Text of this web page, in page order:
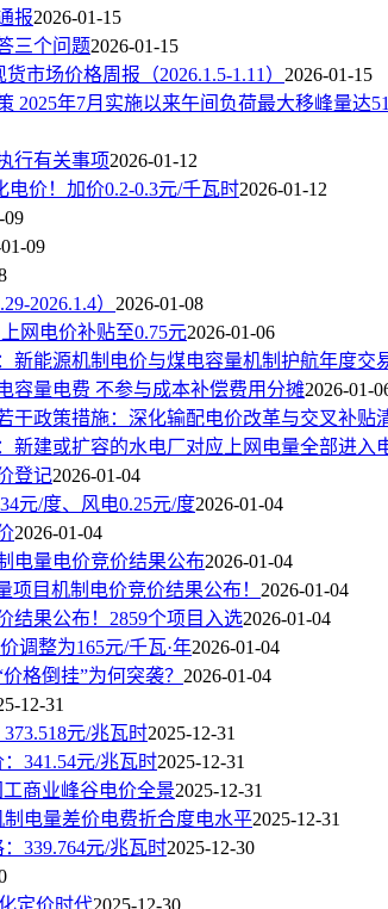
报2026-01-15
三个问题2026-01-15
市场价格周报（2026.1.5-1.11） 2026-01-15
2025年7月实施以来午间负荷最大移峰量达
行有关事项2026-01-12
价！加价0.2-0.3元/千瓦时2026-01-12
09
09
2026.1.4） 2026-01-08
网电价补贴至0.75元2026-01-06
新能源机制电价与煤电容量机制护航年度交
容量电费 不参与成本补偿费用分摊2026-01-
干政策措施：深化输配电价改革与交叉补贴
新建或扩容的水电厂对应上网电量全部进入
登记2026-01-04
元/度、风电0.25元/度2026-01-04
2026-01-04
电量电价竞价结果公布2026-01-04
项目机制电价竞价结果公布！ 2026-01-04
结果公布！2859个项目入选2026-01-04
调整为165元/千瓦·年2026-01-04
格倒挂”为何突袭？ 2026-01-04
12-31
元/兆瓦时2025-12-31
341.54元/兆瓦时2025-12-31
工商业峰谷电价全景2025-12-31
电量差价电费折合度电水平2025-12-31
339.764元/兆瓦时2025-12-30
定价时代2025-12-30